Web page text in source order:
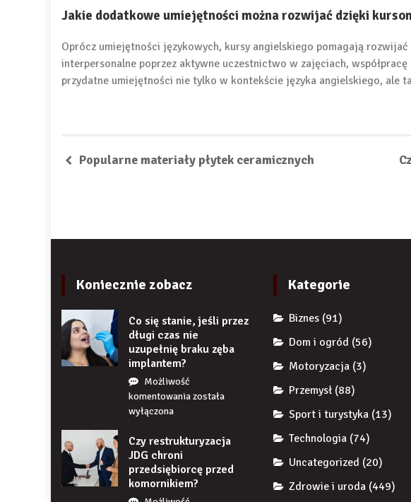
Jakie dodatkowe umiejętności można rozwijać dzięki
Oprócz umiejętności językowych, kursy angielskiego pomagają
interpersonalne poprzez aktywne uczestnictwo w zajęciach, współpracę
przydatne umiejętności nie tylko w kontekście języka angielskiego, ale
Popularne materiały płytek ceramicznych
Koniecznie zobacz
Co się stanie, jeśli przez
długi czas nie
uzupełnię braku zęba
implantem?
Możliwość
komentowaniaCo
jeśli
długi
czas
została
wyłączona
Czy restrukturyzacja
JDG chroni
przedsiębiorcę przed
komornikiem?
Kategorie
Biznes (91)
Dom i ogród (56)
Motoryzacja (3)
Przemysł (88)
Sport i turystyka (13)
Technologia (74)
Uncategorized (20)
Zdrowie i uroda (449)